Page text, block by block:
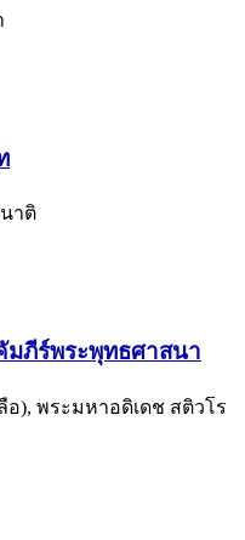
าติ
มภีร์พระพุทธศาสนา
), พระมหาอดิเดช สติวโร